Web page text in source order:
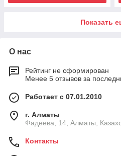
Показать
О нас
Рейтинг не сформирован
Менее 5 отзывов за
Работает с 07.01.2010
г. Алматы
Фадеева, 14, Алматы,
Контакты